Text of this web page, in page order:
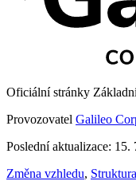
Oficiální stránky
Provozovatel Galileo
Poslední aktualizace: 15.
Změna vzhledu,